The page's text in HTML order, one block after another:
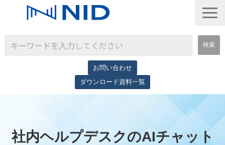
お問い合わせ
ダウンロード資料一覧
コラム
社内ヘルプデスクのAIチャット